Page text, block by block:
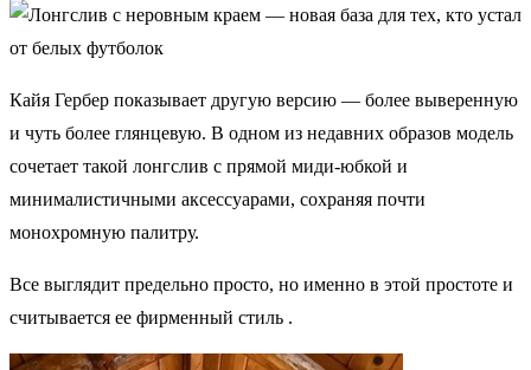
Кайя Гербер показывает другую версию — более выверенную
и чуть более глянцевую. В одном из недавних образов модель
сочетает такой лонгслив с прямой миди-юбкой и
минималистичными аксессуарами, сохраняя почти
монохромную палитру.
Все выглядит предельно просто, но именно в этой простоте и
считывается ее фирменный стиль .